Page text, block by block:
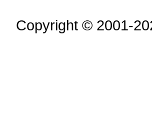
Copyright © 2001-